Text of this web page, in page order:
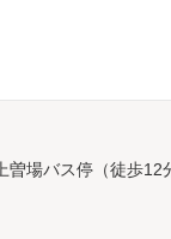
上曽場バス停（徒歩12